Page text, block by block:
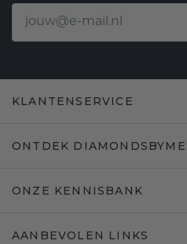
KLANTENSERVICE
ONTDEK DIAMONDSBYME
ONZE KENNISBANK
AANBEVOLEN LINKS